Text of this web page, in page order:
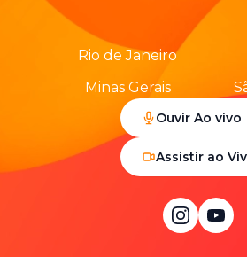
Rio de Janeiro
Minas Gerais
Ouvir Ao vivo
Assistir ao